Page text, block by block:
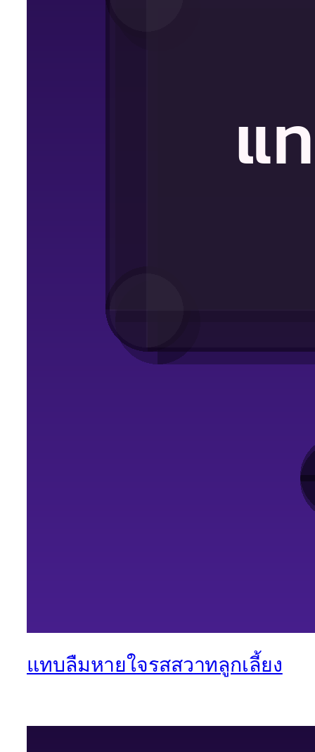
แทบลืมหายใจรสสวาทลูกเลี้ยง